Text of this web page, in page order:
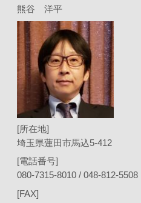
熊谷 洋平
[所在地]
埼玉県蓮田市馬込5-412
[電話番号]
080-7315-8010 / 048-812-5508
[FAX]